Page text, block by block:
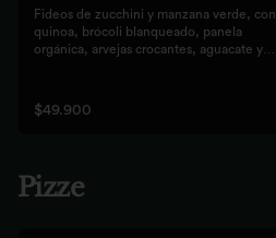
Fideos de zucchini y manzana verde, con
quinoa, brócoli blanqueado, panela
orgánica, arvejas crocantes, aguacate y
$49.900
Pizze